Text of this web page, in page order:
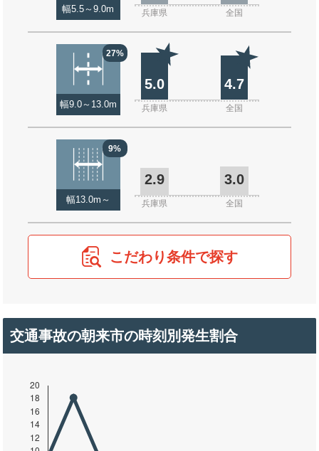
幅5.5～9.0m 兵庫県 全国
27%
幅9.0～13.0m
5.0 4.7
兵庫県 全国
9%
幅13.0m～
2.9 3.0
兵庫県 全国
こだわり条件で探す
交通事故の朝来市の時刻別発生割合